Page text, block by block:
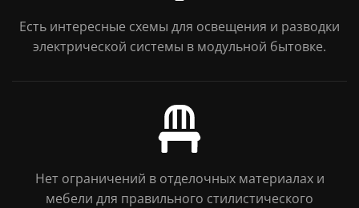
Есть интересные схемы для освещения и разводки
электрической системы в модульной бытовке.
Нет ограничений в отделочных материалах и
мебели для правильного стилистического